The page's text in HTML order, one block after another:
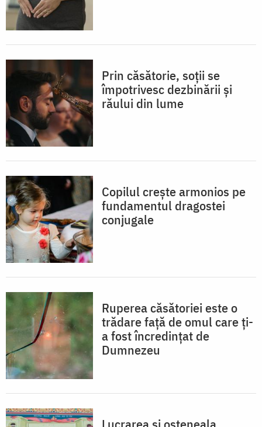
Prin căsătorie, soții se
împotrivesc dezbinării și
răului din lume
Copilul crește armonios pe
fundamentul dragostei
conjugale
Ruperea căsătoriei este o
trădare față de omul care ți-
a fost încredințat de
Dumnezeu